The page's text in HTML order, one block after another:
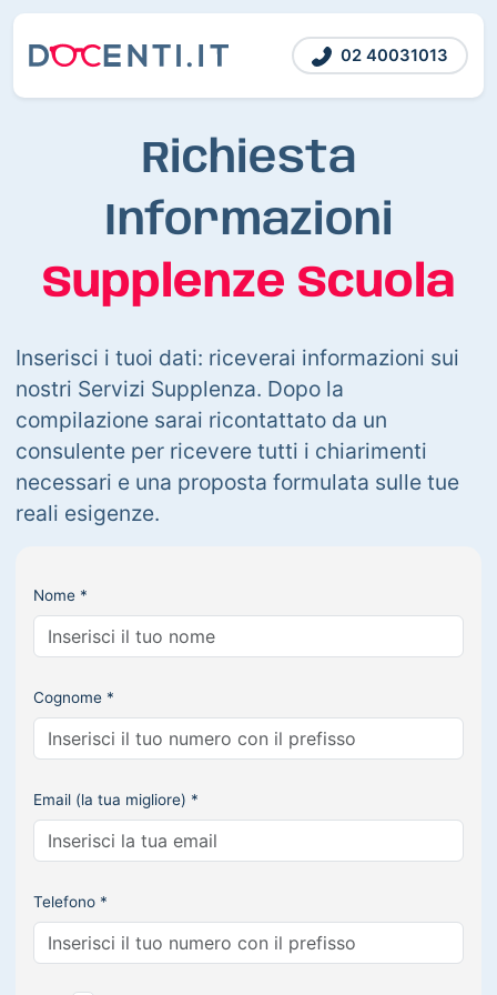
02 40031013
Richiesta
Informazioni
Supplenze Scuola
Inserisci i tuoi dati: riceverai informazioni sui
nostri Servizi Supplenza. Dopo la
compilazione sarai ricontattato da un
consulente per ricevere tutti i chiarimenti
necessari e una proposta formulata sulle tue
reali esigenze.
Nome *
Cognome *
Email (la tua migliore) *
Telefono *